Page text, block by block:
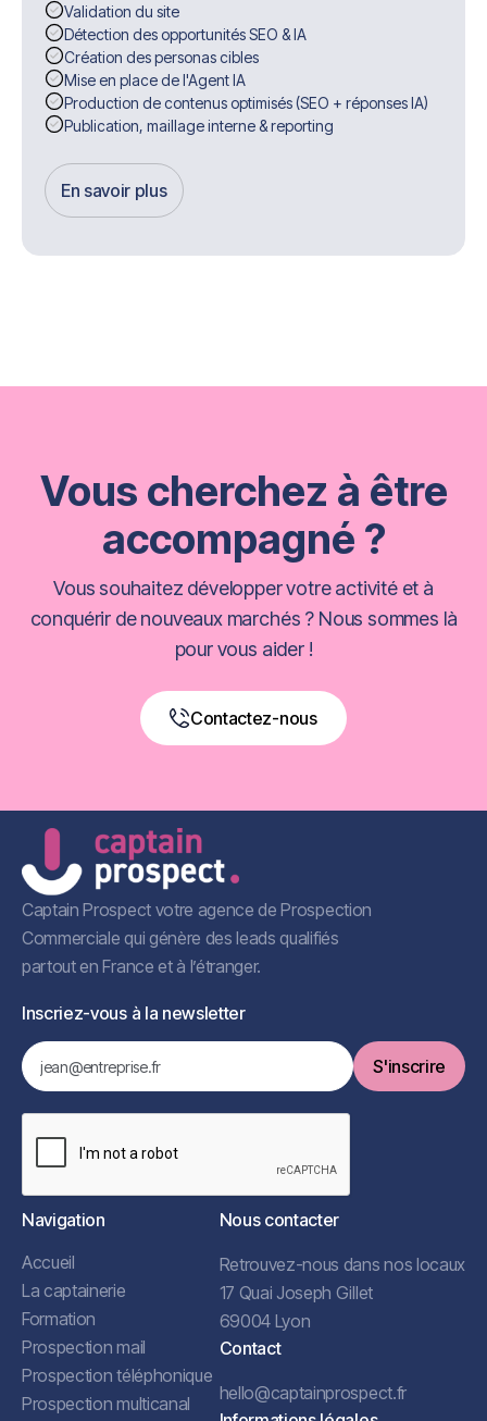
Validation du site
Détection des opportunités SEO & IA
Création des personas cibles
Mise en place de l'Agent IA
Production de contenus optimisés (SEO + réponses IA)
Publication, maillage interne & reporting
En savoir plus
Get Started
Vous cherchez à être
accompagné ?
Vous souhaitez développer votre activité et à
conquérir de nouveaux marchés ? Nous sommes là
pour vous aider !
Contactez-nous
Book a Free Call
Captain Prospect votre agence de Prospection
Commerciale qui génère des leads qualifiés
partout en France et à l’étranger.
Inscriez-vous à la newsletter
Navigation
Accueil
La captainerie
Formation
Prospection mail
Prospection téléphonique
Prospection multicanal
Nous contacter
Retrouvez-nous dans nos locaux
17 Quai Joseph Gillet
69004 Lyon
Contact
hello@captainprospect.fr